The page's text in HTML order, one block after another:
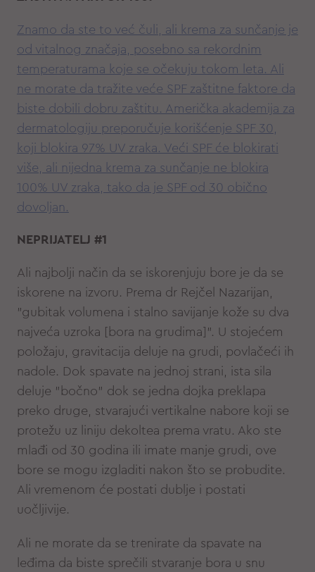
Znamo da ste to već čuli, ali krema za sunčanje je
od vitalnog značaja, posebno sa rekordnim
temperaturama koje se očekuju tokom leta. Ali
ne morate da tražite veće SPF zaštitne faktore da
biste dobili dobru zaštitu. Američka akademija za
dermatologiju preporučuje korišćenje SPF 30,
koji blokira 97% UV zraka. Veći SPF će blokirati
više, ali nijedna krema za sunčanje ne blokira
100% UV zraka, tako da je SPF od 30 obično
dovoljan.
NEPRIJATELJ #1
Ali najbolji način da se iskorenjuju bore je da se
iskorene na izvoru. Prema dr Rejčel Nazarijan,
"gubitak volumena i stalno savijanje kože su dva
najveća uzroka [bora na grudima]". U stojećem
položaju, gravitacija deluje na grudi, povlačeći ih
nadole. Dok spavate na jednoj strani, ista sila
deluje "bočno" dok se jedna dojka preklapa
preko druge, stvarajući vertikalne nabore koji se
protežu uz liniju dekoltea prema vratu. Ako ste
mlađi od 30 godina ili imate manje grudi, ove
bore se mogu izgladiti nakon što se probudite.
Ali vremenom će postati dublje i postati
uočljivije.
Ali ne morate da se trenirate da spavate na
leđima da biste sprečili stvaranje bora u snu